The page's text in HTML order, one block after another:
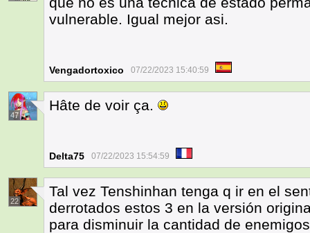
vulnerable. Igual mejor asi.
Vengadortoxico 07/22/2023 15:40:59
47
Hâte de voir ça.
Delta75 07/22/2023 15:54:59
22
Tal vez Tenshinhan tenga q ir en el
derrotados estos 3 en la versión
para disminuir la cantidad de